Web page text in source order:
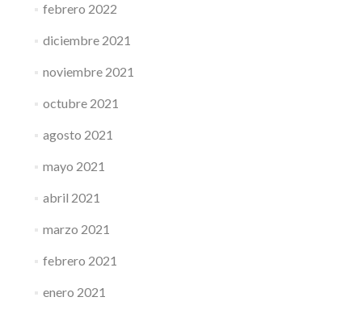
febrero 2022
diciembre 2021
noviembre 2021
octubre 2021
agosto 2021
mayo 2021
abril 2021
marzo 2021
febrero 2021
enero 2021